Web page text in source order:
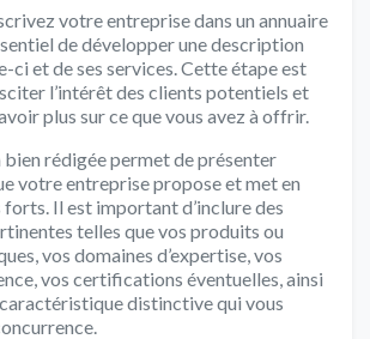
votre entreprise dans un annuaire
de développer une description
ci et de ses services. Cette étape est
l’intérêt des clients potentiels et
plus sur ce que vous avez à offrir.
rédigée permet de présenter
votre entreprise propose et met en
Il est important d’inclure des
telles que vos produits ou
vos domaines d’expertise, vos
vos certifications éventuelles, ainsi
distinctive qui vous